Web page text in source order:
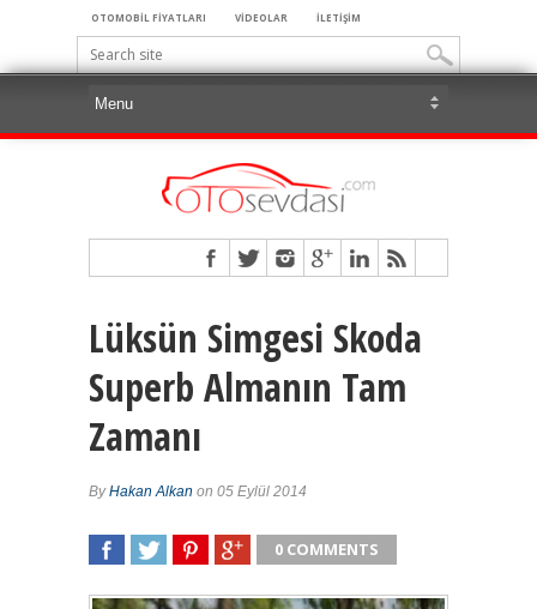
OTOMOBİL FİYATLARI VİDEOLAR İLETİŞİM
Lüksün Simgesi Skoda
Superb Almanın Tam
Zamanı
ByHakan Alkan on 05 Eylül 2014
0 COMMENTS